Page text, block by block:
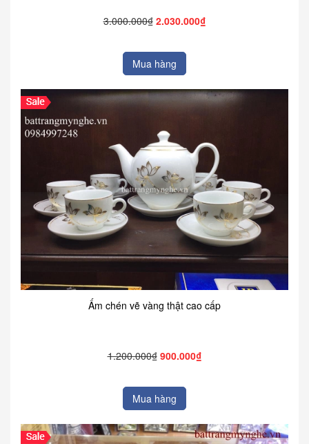
3.000.000₫ 2.030.000₫
Mua hàng
Ấm chén vẽ vàng thật cao cấp
1.200.000₫ 900.000₫
Mua hàng